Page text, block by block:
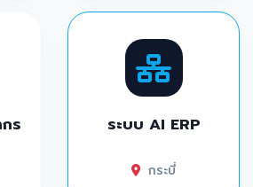
ร
ระบบ AI ERP
กระบี่